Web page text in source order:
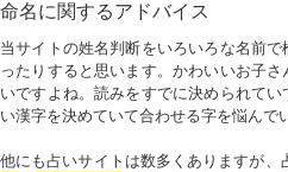
命名に関するアドバイス
当サイトの姓名判断をいろいろな名前
ったりすると思います。かわいいお子
いですよね。読みをすでに決められて
い漢字を決めていて合わせる字を悩んで
他にも占いサイトは数多くありますが、